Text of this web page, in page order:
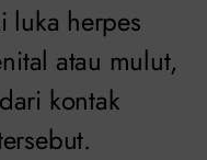
luka herpes
atau mulut,
kontak